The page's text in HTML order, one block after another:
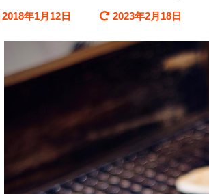
2018年1月12日 2023年2月18日